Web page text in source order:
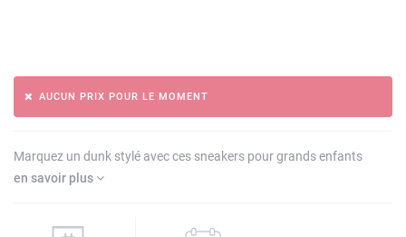
AUCUN PRIX POUR LE MOMENT
Marquez un dunk stylé avec ces sneakers pour grands enfants
en savoir plus